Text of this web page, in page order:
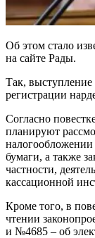
Об этом стало
на сайте Рады.
Так, выступление
регистрации
Согласно
планируют
налогообложении
бумаги, а также
частности,
кассационной
Кроме того, в
чтении
и №4685 – об